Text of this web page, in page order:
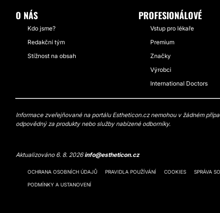
O NÁS
Kdo jsme?
Redakční tým
Stížnost na obsah
PROFESIONÁLOVÉ
Vstup pro lékaře
Premium
Značky
Výrobci
International Doctors
Informace zveřejňované na portálu Estheticon.cz nemohou v žádném
odpovědný za produkty nebo služby nabízené odborníky.
Aktualizováno 6. 8. 2026info@estheticon.cz
OCHRANA OSOBNÍCH ÚDAJŮ PRAVIDLA POUŽÍVÁNÍ COOKIES SPRÁVA
PODMÍNKY A USTANOVENÍ